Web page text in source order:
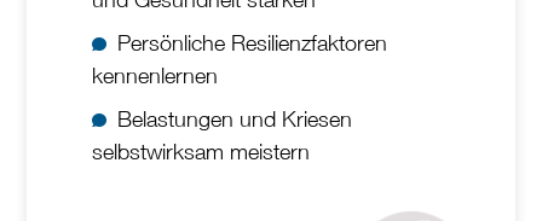
Persönliche Resilienzfaktoren
kennenlernen
Belastungen und Kriesen
selbstwirksam meistern